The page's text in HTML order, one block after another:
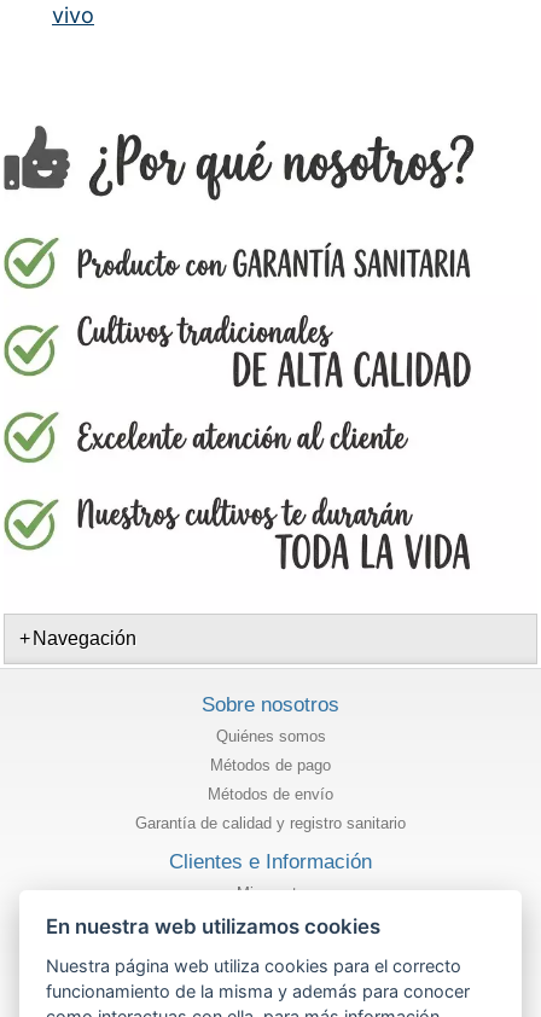
vivo
Navegación
Sobre nosotros
Quiénes somos
Métodos de pago
Métodos de envío
Garantía de calidad y registro sanitario
Clientes e Información
Mi cuenta
Estado de mi pedido
Información
Política de privacidad
En nuestra web utilizamos cookies
Nuestra página web utiliza cookies para el correcto
funcionamiento de la misma y además para conocer